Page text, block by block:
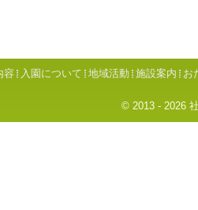
容 入園について 地域活動 施設案内 お
© 2013 - 2026